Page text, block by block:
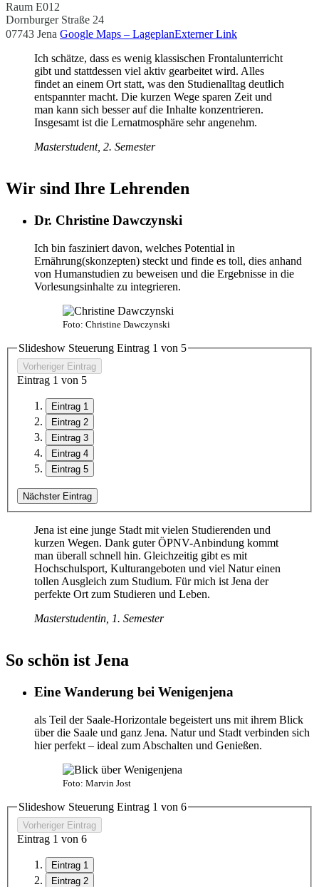
Raum E012
Dornburger Straße 24
07743 Jena Google Maps – LageplanExterner Link
Ich schätze, dass es wenig klassischen Frontalunterricht
gibt und stattdessen viel aktiv gearbeitet wird. Alles
findet an einem Ort statt, was den Studienalltag deutlich
entspannter macht. Die kurzen Wege sparen Zeit und
man kann sich besser auf die Inhalte konzentrieren.
Insgesamt ist die Lernatmosphäre sehr angenehm.
Masterstudent, 2. Semester
Wir sind Ihre Lehrenden
Dr. Christine Dawczynski
Ich bin fasziniert davon, welches Potential in
Ernährung(skonzepten) steckt und finde es toll, dies anhand
von Humanstudien zu beweisen und die Ergebnisse in die
Vorlesungsinhalte zu integrieren.
Foto: Christine Dawczynski
Slideshow Steuerung Eintrag 1 von 5
Vorheriger Eintrag
Eintrag 1 von 5
Eintrag 1
Eintrag 2
Eintrag 3
Eintrag 4
Eintrag 5
Nächster Eintrag
Jena ist eine junge Stadt mit vielen Studierenden und
kurzen Wegen. Dank guter ÖPNV-Anbindung kommt
man überall schnell hin. Gleichzeitig gibt es mit
Hochschulsport, Kulturangeboten und viel Natur einen
tollen Ausgleich zum Studium. Für mich ist Jena der
perfekte Ort zum Studieren und Leben.
Masterstudentin, 1. Semester
So schön ist Jena
Eine Wanderung bei Wenigenjena
als Teil der Saale-Horizontale begeistert uns mit ihrem Blick
über die Saale und ganz Jena. Natur und Stadt verbinden sich
hier perfekt – ideal zum Abschalten und Genießen.
Foto: Marvin Jost
Slideshow Steuerung Eintrag 1 von 6
Vorheriger Eintrag
Eintrag 1 von 6
Eintrag 1
Eintrag 2